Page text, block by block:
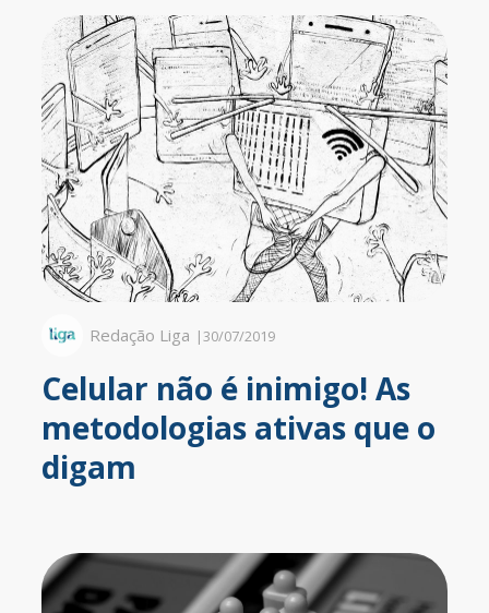
Redação Liga | 30/07/2019
Celular não é inimigo! As
metodologias ativas que o
digam